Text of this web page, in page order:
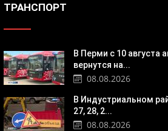
ТРАНСПОРТ
В Перми с 10 августа
вернутся на...
08.08.2026
В Индустриальном
27, 28, 2...
08.08.2026